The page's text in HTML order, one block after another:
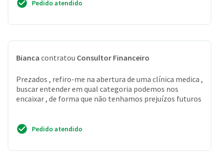
Pedido atendido
Bianca contratou Consultor Financeiro
Prezados , refiro-me na abertura de uma clínica medica ,
buscar entender em qual categoria podemos nos
encaixar , de forma que não tenhamos prejuízos futuros
Pedido atendido